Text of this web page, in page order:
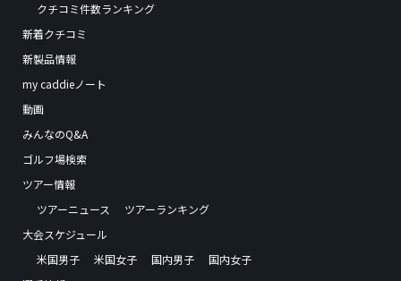
クチコミ件数ランキング
新着クチコミ
新製品情報
my caddieノート
動画
みんなのQ&A
ゴルフ場検索
ツアー情報
ツアーニュース
ツアーランキング
大会スケジュール
米国男子
米国女子 国内男子
国内女子